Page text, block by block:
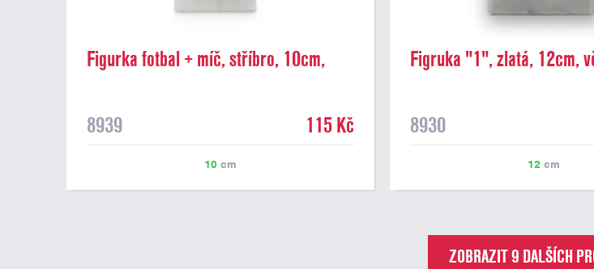
Figurka fotbal + míč, stříbro, 10cm,
8939
115 Kč
10cm
Figruka "1", zlatá, 12cm,
8930
12 cm
ZOBRAZIT 9 DALŠÍCH